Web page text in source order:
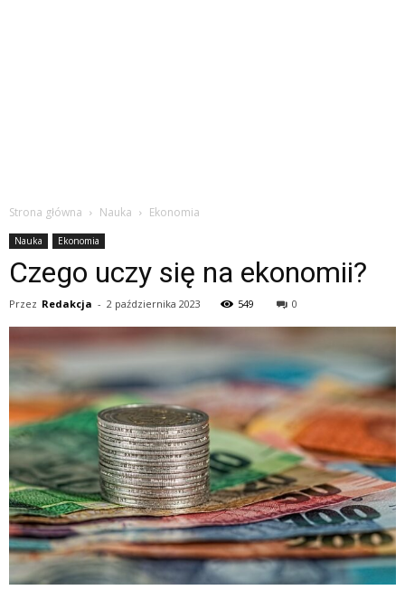
Strona główna Nauka Ekonomia
Nauka Ekonomia
Czego uczy się na ekonomii?
Przez Redakcja - 2 października 2023 549 0